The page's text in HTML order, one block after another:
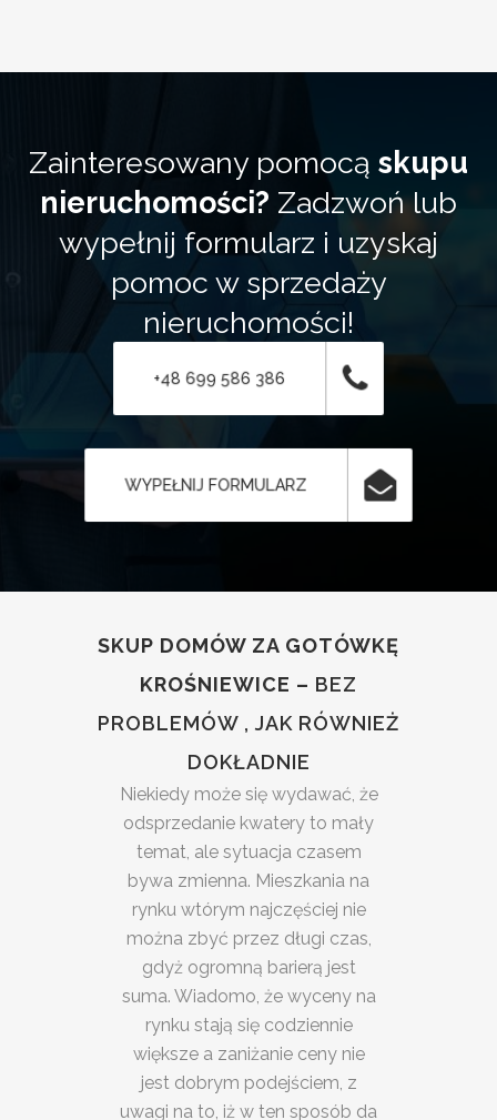
Zainteresowany pomocą skupu
nieruchomości? Zadzwoń lub
wypełnij formularz i uzyskaj
pomoc w sprzedaży
nieruchomości!
+48 699 586 386
WYPEŁNIJ FORMULARZ
SKUP DOMÓW ZA GOTÓWKĘ
KROŚNIEWICE – BEZ
PROBLEMÓW , JAK RÓWNIEŻ
DOKŁADNIE
Niekiedy może się wydawać, że
odsprzedanie kwatery to mały
temat, ale sytuacja czasem
bywa zmienna. Mieszkania na
rynku wtórym najczęściej nie
można zbyć przez długi czas,
gdyż ogromną barierą jest
suma. Wiadomo, że wyceny na
rynku stają się codziennie
większe a zaniżanie ceny nie
jest dobrym podejściem, z
uwagi na to, iż w ten sposób da